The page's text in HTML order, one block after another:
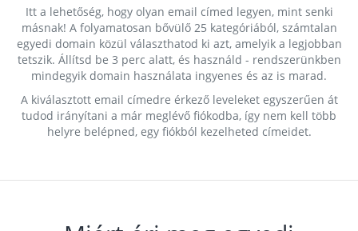
Itt a lehetőség, hogy olyan email címed legyen, mint senki
másnak! A folyamatosan bővülő 25 kategóriából, számtalan
egyedi domain közül választhatod ki azt, amelyik a legjobban
tetszik. Állítsd be 3 perc alatt, és használd - rendszerünkben
mindegyik domain használata ingyenes és az is marad.
A kiválasztott email címedre érkező leveleket egyszerűen át
tudod irányítani a már meglévő fiókodba, így nem kell több
helyre belépned, egy fiókból kezelheted címeidet.